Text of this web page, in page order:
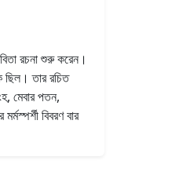
রচনা শুরু করেন।
ছিল। তার রচিত
মেবার পতন,
বিবরণ বার